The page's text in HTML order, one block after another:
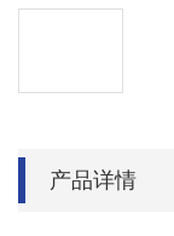
产品详情